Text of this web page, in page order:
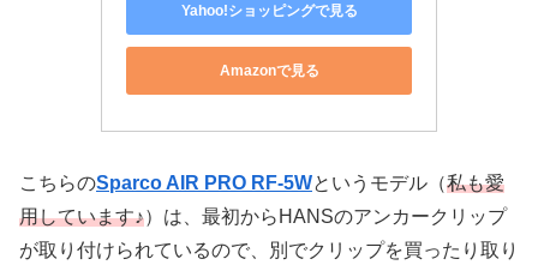
Yahoo!ショッピングで見る
Amazonで見る
こちらのSparco AIR PRO RF-5Wというモデル（私も愛
用しています♪）は、最初からHANSのアンカークリップ
が取り付けられているので、別でクリップを買ったり取り